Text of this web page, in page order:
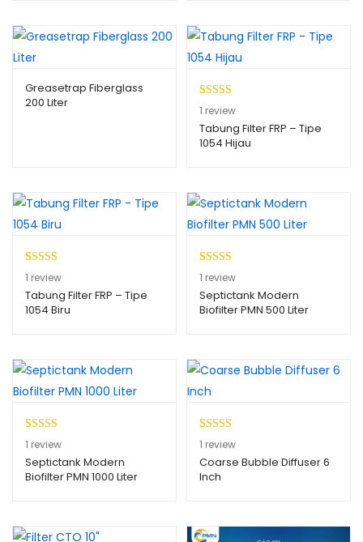
Greasetrap Fiberglass
200 Liter
Peringkat
5.00dari 5
berdasarkan
11 review
Tabung Filter FRP – Tipe
1054 Hijau
Peringkat
4.00dari
5
1
penilaian
pelanggan
1 review
Tabung Filter FRP – Tipe
1054 Biru
Peringkat
4.00dari
5
1
penilaian
1 review
Septictank Modern
Biofilter PMN 500 Liter
Peringk
at3.00
dari 5
1
penilaia
1 review
Septictank Modern
Biofilter PMN 1000 Liter
Peringkat
5.00dari 5
berdasarkan
11 review
Coarse Bubble Diffuser 6
Inch